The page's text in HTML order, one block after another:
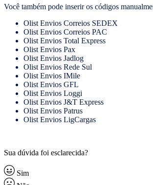
Você também pode inserir os códigos
Olist Envios Correios SEDEX
Olist Envios Correios PAC
Olist Envios Total Express
Olist Envios Pax
Olist Envios Jadlog
Olist Envios Rede Sul
Olist Envios IMile
Olist Envios GFL
Olist Envios Loggi
Olist Envios J&T Express
Olist Envios Patrus
Olist Envios LigCargas
Sua dúvida foi esclarecida?
Sim